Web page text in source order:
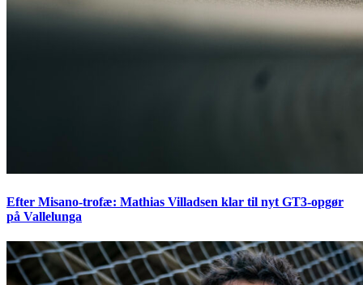
Efter Misano-trofæ: Mathias Villadsen klar til nyt GT3-opgør
på Vallelunga